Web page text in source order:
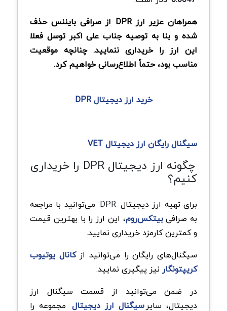
همراهان عزیر ارز DPR از صرافی بایننس حذف
شده و بنا به توصیه جناب علی اکبر توسل فعلا
این ارز را خریداری ننمایید. چنانچه موقعیت
مناسب بود، حتماً اطلاع‌رسانی خواهیم کرد.
خرید ارز دیجیتال DPR
سیگنال رایگان ارز دیجیتال VET
چگونه ارز دیجیتال DPR را خریداری
کنیم؟
برای تهیه ارز دیجیتال DPR می‌توانید با مراجعه
به صرافیبیتکس‌روم، این ارز را با بهترین قیمت
و کمترین کارمزد خریداری نمایید.
سیگنال‌های رایگان را می‌توانید ازکانال یوتیوب
کریپتونگارنیز پیگیری نمایید.
در ضمن می‌توانید از قسمت سیگنال ارز
دیجیتال، سایرسیگنال‌ ارز دیجیتال مجموعه را